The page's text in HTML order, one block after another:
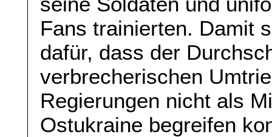
Fans trainierten. Damit
dafür, dass der
verbrecherischen
Regierungen nicht als
Ostukraine begreifen